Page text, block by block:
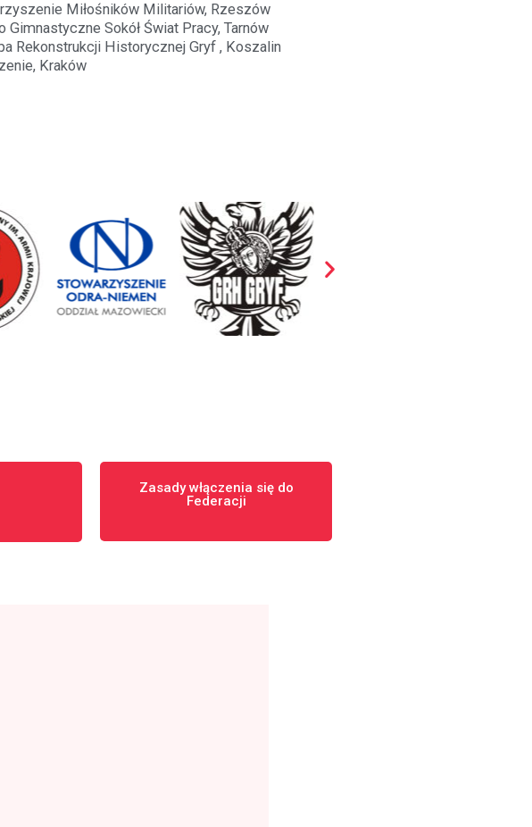
Miłośników Militariów, Rzeszów
Sokół Świat Pracy, Tarnów
Rekonstrukcji Historycznej Gryf , Koszalin
Kraków
Zasady włączenia się do
Federacji